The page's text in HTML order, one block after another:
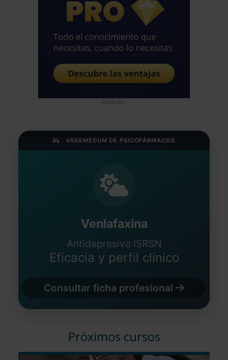
Publicidad
VADEMÉCUM DE PSICOFÁRMACOS
Venlafaxina
Antidepresivo ISRSN
Eficacia y perfil clínico
Consultar ficha profesional
Próximos cursos